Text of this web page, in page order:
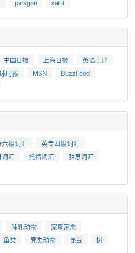
paragon saint
中国日报 上海日报
英语点津
时报 MSN
BuzzFeed
六级词汇
英专四级词汇
词汇 托福词汇
雅思词汇
哺乳动物
家畜家禽
鱼类 壳类动物 昆虫 树